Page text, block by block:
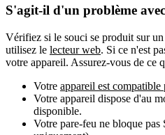
S'agit-il d'un problème
Vérifiez si le souci se produit sur
utilisez le lecteur web. Si ce n'est
votre appareil. Assurez-vous de ce
Votre appareil est
Votre appareil dispose d'au
disponible.
Votre pare-feu ne bloque